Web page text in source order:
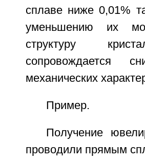
сплаве ниже 0,01%
уменьшению их
структуру
сопровождается
механических
Пример.
Получение
проводили прямым